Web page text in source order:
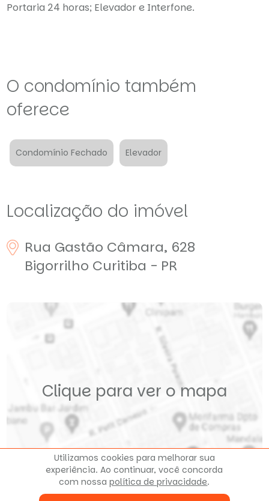
Portaria 24 horas; Elevador e Interfone.
O condomínio também
oferece
Condomínio Fechado Elevador
Localização do imóvel
Rua Gastão Câmara, 628
Bigorrilho Curitiba - PR
Clique para ver o mapa
Utilizamos cookies para melhorar sua
experiência. Ao continuar, você concorda
com nossapolítica de privacidade.